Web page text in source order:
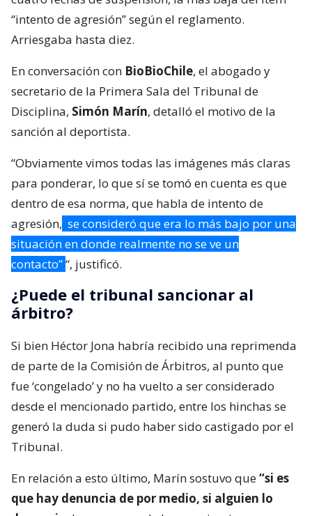
“intento de agresión” según el reglamento.
Arriesgaba hasta diez.
En conversación con BioBioChile, el abogado y
secretario de la Primera Sala del Tribunal de
Disciplina, Simón Marín, detalló el motivo de la
sanción al deportista.
“Obviamente vimos todas las imágenes más claras
para ponderar, lo que sí se tomó en cuenta es que
dentro de esa norma, que habla de intento de
agresión, se consideró que era lo más bajo por una
situación en donde realmente no se ve un
contacto”“, justificó.
¿Puede el tribunal sancionar al
árbitro?
Si bien Héctor Jona habría recibido una reprimenda
de parte de la Comisión de Árbitros, al punto que
fue ‘congelado’ y no ha vuelto a ser considerado
desde el mencionado partido, entre los hinchas se
generó la duda si pudo haber sido castigado por el
Tribunal.
En relación a esto último, Marín sostuvo que“si es
que hay denuncia de por medio, si alguien lo